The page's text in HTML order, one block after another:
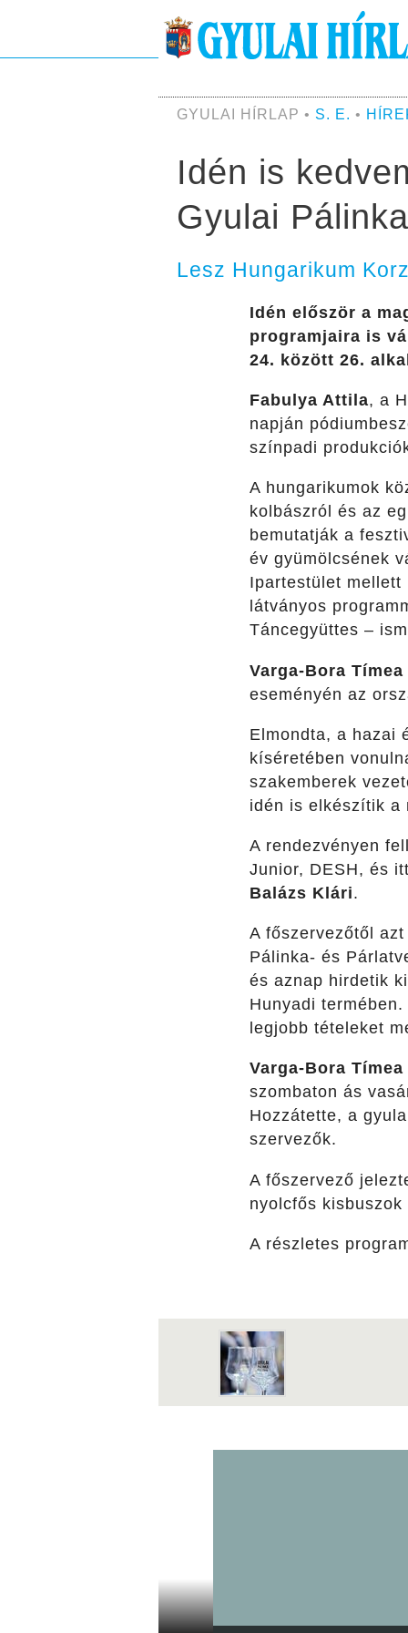
GYULAI HÍRLAP • S. E. •
Idén is
Gyulai
Lesz Hungarikum
Idén először a
programjaira is
24. között 26.
Fabulya Attila, a
napján
színpadi
A hungarikumok
kolbászról és az
bemutatják a
év gyümölcsének
Ipartestület mellett
látványos
Táncegyüttes –
Varga-Bora Tímea
eseményén az
Elmondta, a hazai
kíséretében
szakemberek
idén is elkészítik a
A rendezvényen
Junior, DESH, és
Balázs Klári.
A főszervezőtől
Pálinka- és
és aznap hirdetik
Hunyadi
legjobb tételeket
Varga-Bora Tímea
szombaton ás
Hozzátette, a
szervezők.
A főszervező
nyolcfős
A részletes